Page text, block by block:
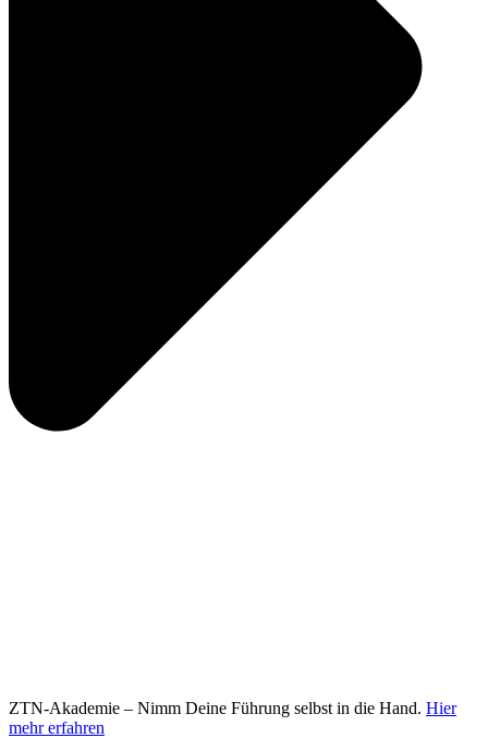
ZTN-Akademie – Nimm Deine Führung selbst in die Hand. Hier
mehr erfahren